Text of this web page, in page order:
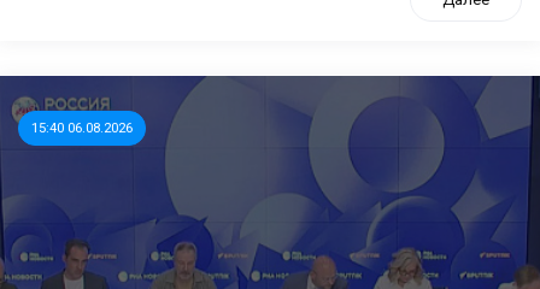
15:40 06.08.2026